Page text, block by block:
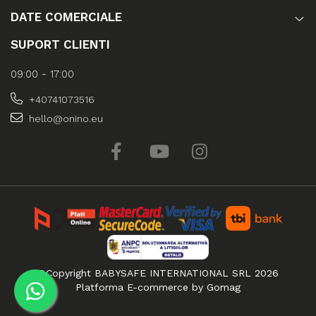
DATE COMERCIALE
SUPORT CLIENTI
09:00 - 17:00
+40741073516
hello@onino.eu
©Copyright BABYSAFE INTERNATIONAL SRL 2026
Platforma E-commerce by Gomag